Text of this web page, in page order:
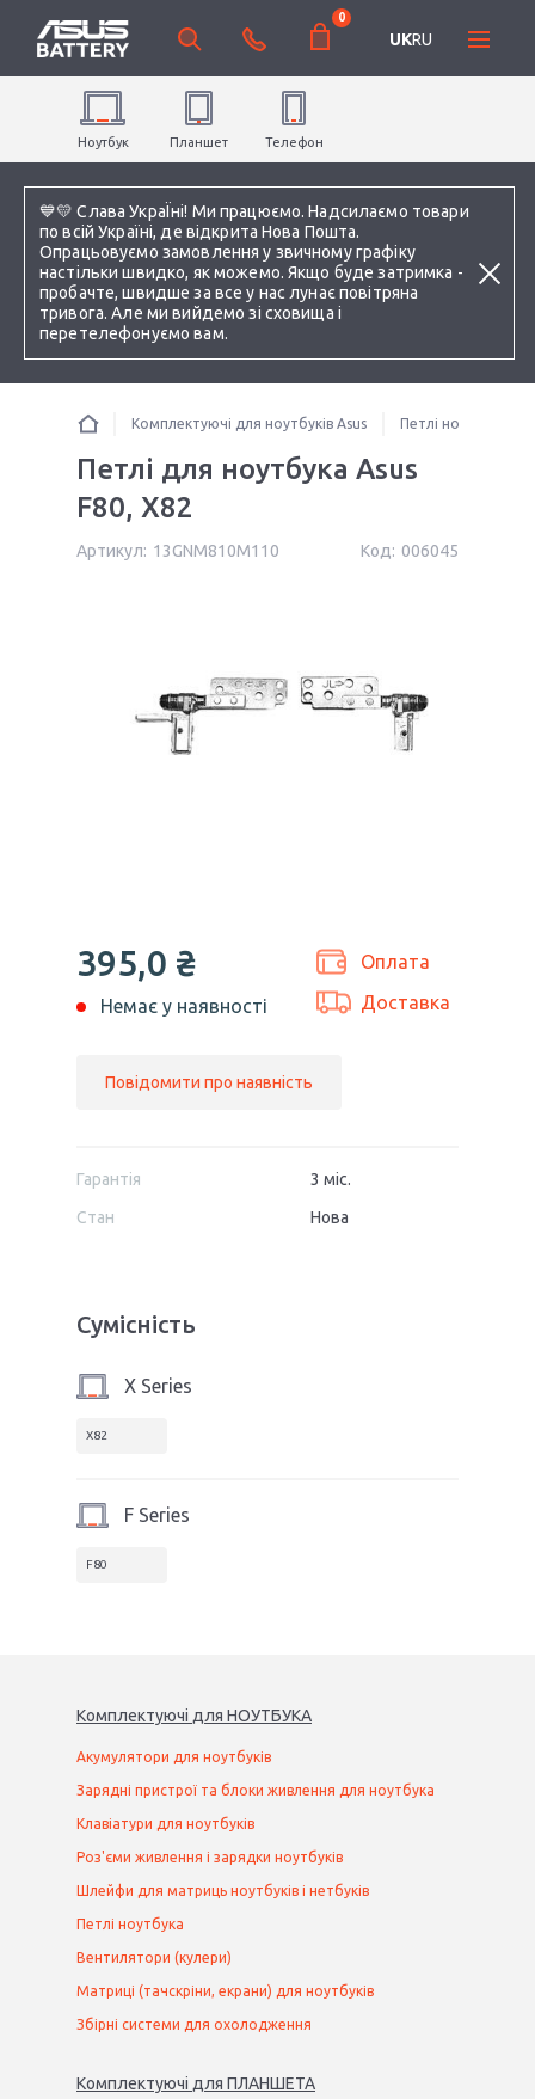
💙💛 Слава УкраЇні! Ми працюємо. Надсилаємо товари
по всій Україні, де відкрита Нова Пошта.
Опрацьовуємо замовлення у звичному графіку
настільки швидко, як можемо. Якщо буде затримка -
пробачте, швидше за все у нас лунає повітряна
тривога. Але ми вийдемо зі сховища і
перетелефонуємо вам.
0
UKRU
Ноутбук Планшет Телефон
Комплектуючі для ноутбуків Asus Петлі ноутбука
Петлі для ноутбука Asus
F80, X82
Артикул: 13GNM810M110 Код: 006045
395,0 ₴
Немає у наявності
Повідомити про наявність
Оплата
Доставка
Гарантія
3 міс.
Стан
Нова
Сумісність
X Series
X82
F Series
F80
Комплектуючі для НОУТБУКА
Акумулятори для ноутбуків
Зарядні пристрої та блоки живлення для ноутбука
Клавіатури для ноутбуків
Роз'єми живлення і зарядки ноутбуків
Шлейфи для матриць ноутбуків і нетбуків
Петлі ноутбука
Вентилятори (кулери)
Матриці (тачскріни, екрани) для ноутбуків
Збірні системи для охолодження
Комплектуючі для ПЛАНШЕТА